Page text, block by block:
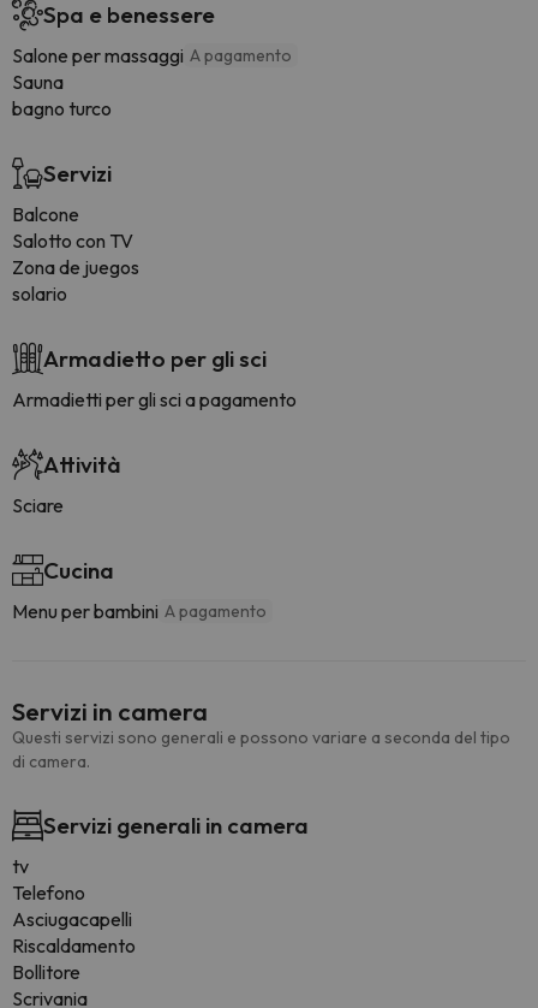
Spa e benessere
Salone per massaggi A pagamento
Sauna
bagno turco
Servizi
Balcone
Salotto con TV
Zona de juegos
solario
Armadietto per gli sci
Armadietti per gli sci a pagamento
Attività
Sciare
Cucina
Menu per bambini A pagamento
Servizi in camera
Questi servizi sono generali e possono variare a seconda del tipo
di camera.
Servizi generali in camera
tv
Telefono
Asciugacapelli
Riscaldamento
Bollitore
Scrivania